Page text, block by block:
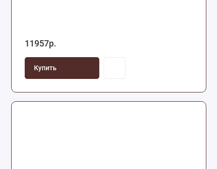
11957р.
Купить